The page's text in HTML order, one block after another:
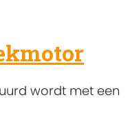
wordt met een